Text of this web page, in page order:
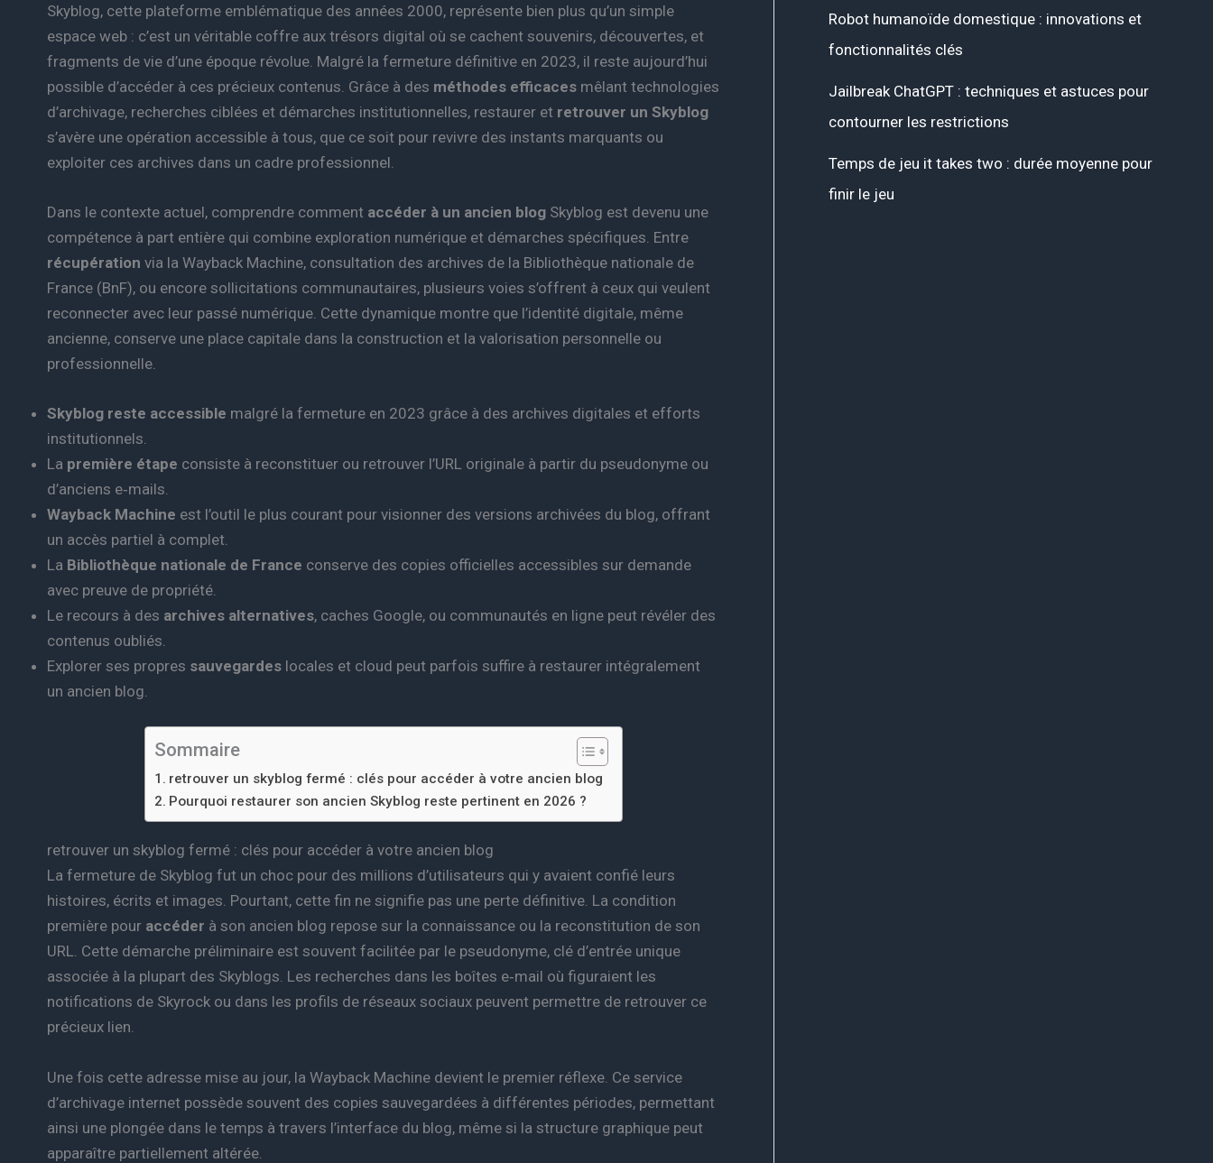
Skyblog, cette plateforme emblématique des années 2000, représente bien plus qu’un simple
espace web : c’est un véritable coffre aux trésors digital où se cachent souvenirs, découvertes, et
fragments de vie d’une époque révolue. Malgré la fermeture définitive en 2023, il reste aujourd’hui
possible d’accéder à ces précieux contenus. Grâce à des méthodes efficaces mêlant technologies
d’archivage, recherches ciblées et démarches institutionnelles, restaurer et retrouver un Skyblog
s’avère une opération accessible à tous, que ce soit pour revivre des instants marquants ou
exploiter ces archives dans un cadre professionnel.
Dans le contexte actuel, comprendre comment accéder à un ancien blog Skyblog est devenu une
compétence à part entière qui combine exploration numérique et démarches spécifiques. Entre
récupération via la Wayback Machine, consultation des archives de la Bibliothèque nationale de
France (BnF), ou encore sollicitations communautaires, plusieurs voies s’offrent à ceux qui veulent
reconnecter avec leur passé numérique. Cette dynamique montre que l’identité digitale, même
ancienne, conserve une place capitale dans la construction et la valorisation personnelle ou
professionnelle.
Skyblog reste accessible malgré la fermeture en 2023 grâce à des archives digitales et efforts
institutionnels.
La première étape consiste à reconstituer ou retrouver l’URL originale à partir du pseudonyme ou
d’anciens e‑mails.
Wayback Machine est l’outil le plus courant pour visionner des versions archivées du blog, offrant
un accès partiel à complet.
La Bibliothèque nationale de France conserve des copies officielles accessibles sur demande
avec preuve de propriété.
Le recours à des archives alternatives, caches Google, ou communautés en ligne peut révéler des
contenus oubliés.
Explorer ses propres sauvegardes locales et cloud peut parfois suffire à restaurer intégralement
un ancien blog.
Sommaire
retrouver un skyblog fermé : clés pour accéder à votre ancien blog
Pourquoi restaurer son ancien Skyblog reste pertinent en 2026 ?
retrouver un skyblog fermé : clés pour accéder à votre ancien blog
La fermeture de Skyblog fut un choc pour des millions d’utilisateurs qui y avaient confié leurs
histoires, écrits et images. Pourtant, cette fin ne signifie pas une perte définitive. La condition
première pour accéder à son ancien blog repose sur la connaissance ou la reconstitution de son
URL. Cette démarche préliminaire est souvent facilitée par le pseudonyme, clé d’entrée unique
associée à la plupart des Skyblogs. Les recherches dans les boîtes e‑mail où figuraient les
notifications de Skyrock ou dans les profils de réseaux sociaux peuvent permettre de retrouver ce
précieux lien.
Une fois cette adresse mise au jour, la Wayback Machine devient le premier réflexe. Ce service
d’archivage internet possède souvent des copies sauvegardées à différentes périodes, permettant
ainsi une plongée dans le temps à travers l’interface du blog, même si la structure graphique peut
apparaître partiellement altérée.
Robot humanoïde domestique : innovations et
fonctionnalités clés
Jailbreak ChatGPT : techniques et astuces pour
contourner les restrictions
Temps de jeu it takes two : durée moyenne pour
finir le jeu